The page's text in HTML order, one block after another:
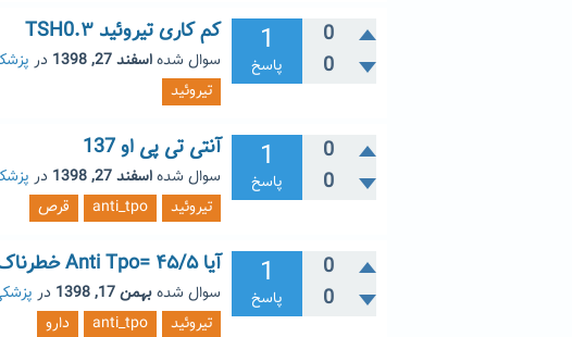
0
0
1
پاسخ
کم کاری تیروئید TSH0.۳
سوال شدهاسفند 27, 1398 در
تیروئید
0
0
1
پاسخ
آنتی تی پی او 137
سوال شدهاسفند 27, 1398 در
تیروئید
anti_tpo قرص
0
0
1
پاسخ
آیا Anti Tpo= ۴۵/۵ خطرناک است؟
سوال شدهبهمن 17, 1398 در
تیروئید
anti_tpo دارو